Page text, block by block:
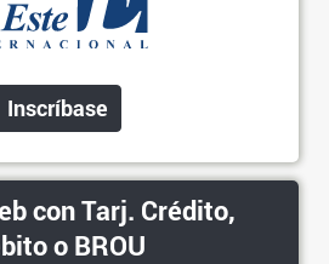
Inscríbase
con Tarj. Crédito,
o BROU